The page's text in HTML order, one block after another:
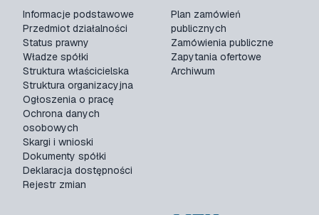
Informacje podstawowe
Przedmiot działalności
Status prawny
Władze spółki
Struktura właścicielska
Struktura organizacyjna
Ogłoszenia o pracę
Ochrona danych
osobowych
Skargi i wnioski
Dokumenty spółki
Deklaracja dostępności
Rejestr zmian
Plan zamówień
publicznych
Zamówienia publiczne
Zapytania ofertowe
Archiwum